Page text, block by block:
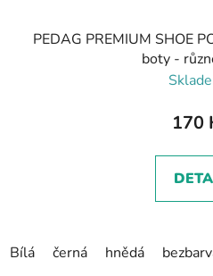
PEDAG PREMIUM SHOE
boty -
170
Bílá černá hnědá